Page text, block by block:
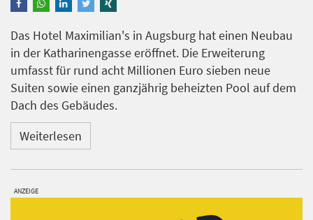
Das Hotel Maximilian's in Augsburg hat einen Neubau
in der Katharinengasse eröffnet. Die Erweiterung
umfasst für rund acht Millionen Euro sieben neue
Suiten sowie einen ganzjährig beheizten Pool auf dem
Dach des Gebäudes.
Weiterlesen
ANZEIGE